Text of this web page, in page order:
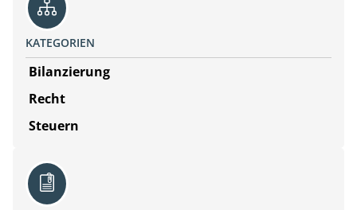
KATEGORIEN
Bilanzierung
Recht
Steuern